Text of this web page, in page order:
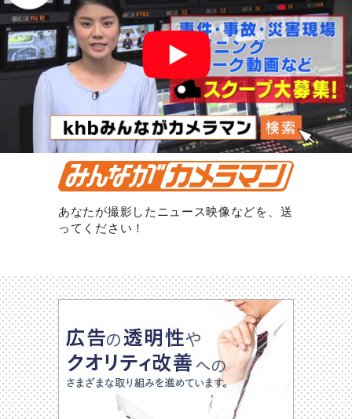
あなたが撮影したニュース映像などを、送
ってください！